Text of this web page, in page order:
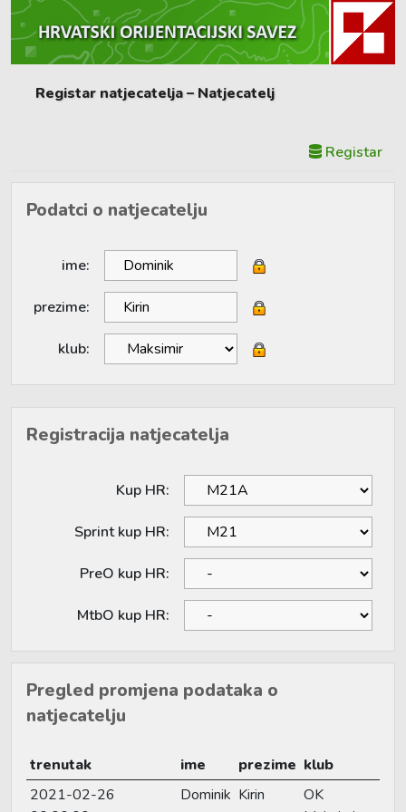
Registar natjecatelja – Natjecatelj
Registar
Podatci o natjecatelju
ime:
prezime:
klub:
Registracija natjecatelja
Kup HR:
Sprint kup HR:
PreO kup HR:
MtbO kup HR:
Pregled promjena podataka o
natjecatelju
trenutak ime prezime klub
2021-02-26
Dominik Kirin
OK